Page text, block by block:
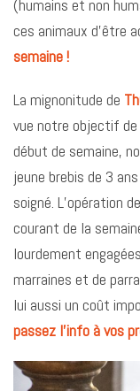
(humains et non
ces animaux d’être
semaine !
La mignonitude de
vue notre objectif de
début de semaine,
jeune brebis de 3
soigné. L’opération
courant de la
lourdement
marraines et de
lui aussi un coût
passez l’info à vos